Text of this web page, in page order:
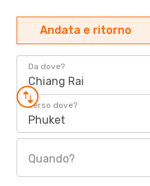
Andata e ritorno
Da dove?
Chiang Rai
Verso dove?
Phuket
Quando?